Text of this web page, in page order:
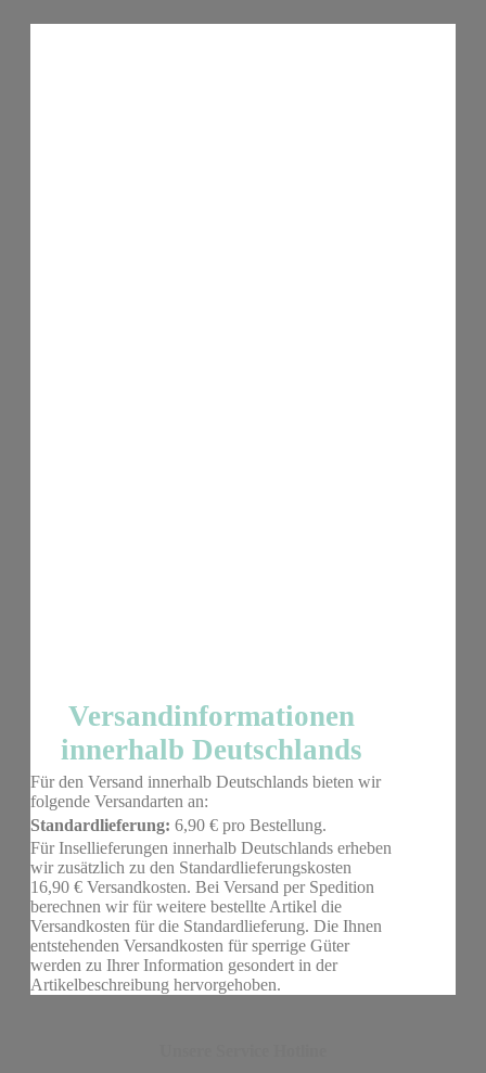
Versandinformationen
innerhalb Deutschlands
Für den Versand innerhalb Deutschlands bieten wir
folgende Versandarten an:
Standardlieferung: 6,90 € pro Bestellung.
Für Insellieferungen innerhalb Deutschlands erheben
wir zusätzlich zu den Standardlieferungskosten
16,90 € Versandkosten. Bei Versand per Spedition
berechnen wir für weitere bestellte Artikel die
Versandkosten für die Standardlieferung. Die Ihnen
entstehenden Versandkosten für sperrige Güter
werden zu Ihrer Information gesondert in der
Artikelbeschreibung hervorgehoben.